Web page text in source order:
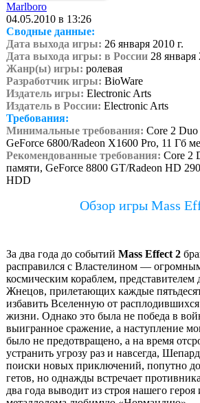
Marlboro
04.05.2010 в 13:26
Сводные данные:
Дата выхода игры: 26 января 2010 г.
Дата выхода игры: в России 28 января
Жанр(ы) игры: ролевая
Разработчик игры: BioWare
Издатель игры: Electronic Arts
Издатель в России: Electronic Arts
Требования:
Минимальные требования: Core 2
GeForce 6800/Radeon X1600 Pro, 11 Гб
Рекомендованные требования: Core 2
памяти, GeForce 8800 GT/Radeon HD
HDD
Обзор игры Mass
За два года до событий Mass Effect 2
расправился с Властелином —
космическим кораблем, представителем
Жнецов, прилетающих каждые
избавить Вселенную от
жизни. Однако это была не победа в
выигранное сражение, а наступление
было не предотвращено, а на время
устранить угрозу раз и навсегда,
поиски новых приключений, попутно
гетов, но однажды встречает
два года выводит из строя нашего